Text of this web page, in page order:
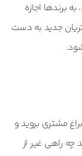
برندها اجازه
جدید به دست
مشتری بروید و
چه راهی غیر از